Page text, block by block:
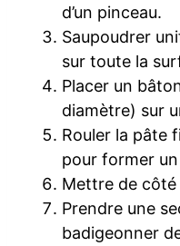
d’un pinceau.
Saupoudrer
sur toute la
Placer un
diamètre) sur
Rouler la pâte
pour former
Mettre de
Prendre une
badigeonner